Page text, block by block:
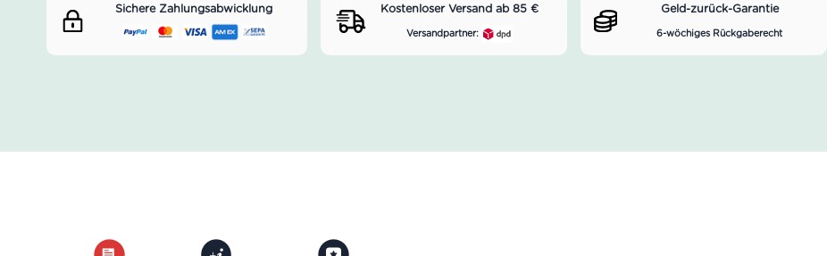
Sichere Zahlungsabwicklung Kostenloser Versand ab 85 €
Versandpartner:
Geld-zurück-Garantie
6-wöchiges Rückgaberecht